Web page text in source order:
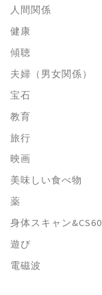
人間関係
健康
傾聴
夫婦（男女関係）
宝石
教育
旅行
映画
美味しい食べ物
薬
身体スキャン&CS60
遊び
電磁波